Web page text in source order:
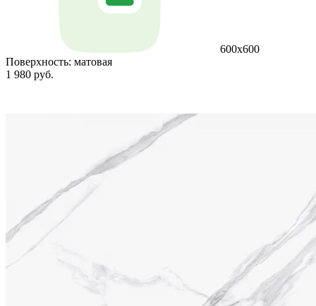
600x600
Поверхность: матовая
1 980 руб.